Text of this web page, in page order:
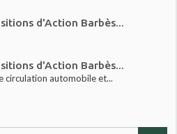
d'Action Barbès...
d'Action Barbès...
circulation automobile et...